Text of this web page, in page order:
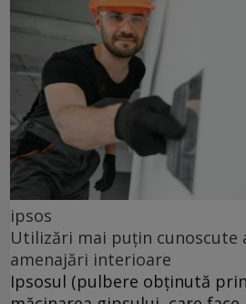
ipsos
Utilizări mai puțin cunoscute
amenajări interioare
Ipsosul (pulbere obținută